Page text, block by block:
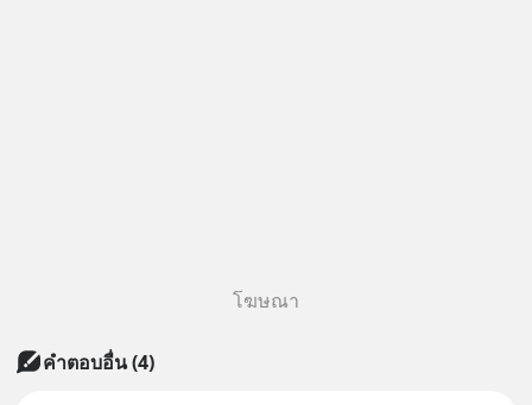
โฆษณา
คำตอบอื่น(4)